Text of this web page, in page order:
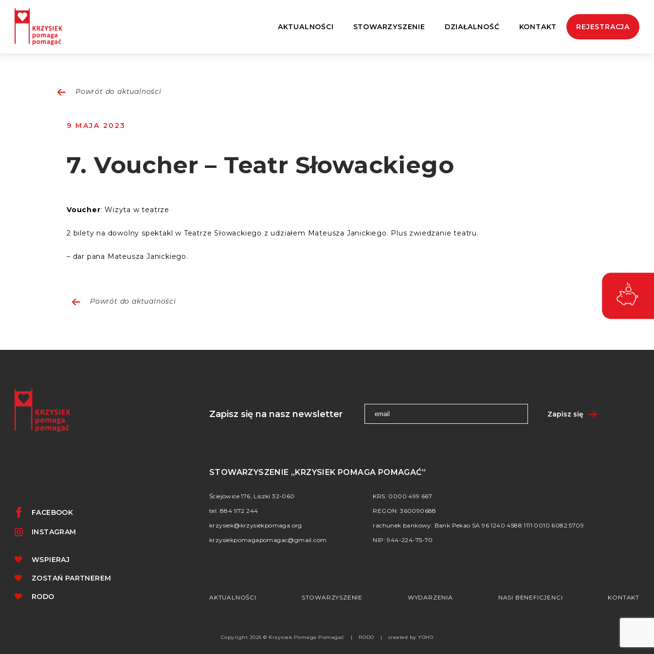
AKTUALNOŚCI STOWARZYSZENIE DZIAŁALNOŚĆ KONTAKT REJESTRACJA
Powrót do aktualności
9 MAJA 2023
7. Voucher – Teatr Słowackiego
Voucher: Wizyta w teatrze
2 bilety na dowolny spektakl w Teatrze Słowackiego z udziałem Mateusza Janickiego. Plus zwiedzanie teatru.
– dar pana Mateusza Janickiego.
Powrót do aktualności
Zapisz się na nasz newsletter Zapisz się
STOWARZYSZENIE „KRZYSIEK POMAGA POMAGAĆ”
Ściejowice 176, Liszki 32-060
tel. 884 972 244
krzysiek@krzysiekpomaga.org
krzysiekpomagapomagac@gmail.com
KRS: 0000 499 667
REGON: 360090688
rachunek bankowy: Bank Pekao SA 96 1240 4588 1111 0010 6082 5709
NIP: 944-224-75-70
FACEBOOK
INSTAGRAM
WSPIERAJ
ZOSTAŃ PARTNEREM
RODO AKTUALNOŚCI STOWARZYSZENIE WYDARZENIA NASI BENEFICJENCI KONTAKT
Copyright 2026 © Krzysiek Pomaga Pomagać RODO created byYOHO